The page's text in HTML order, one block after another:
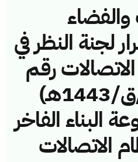
والفضاء
لجنة النظر في
رقم
(42741495/ق/1443هـ)
البناء الفاخر
الاتصالات